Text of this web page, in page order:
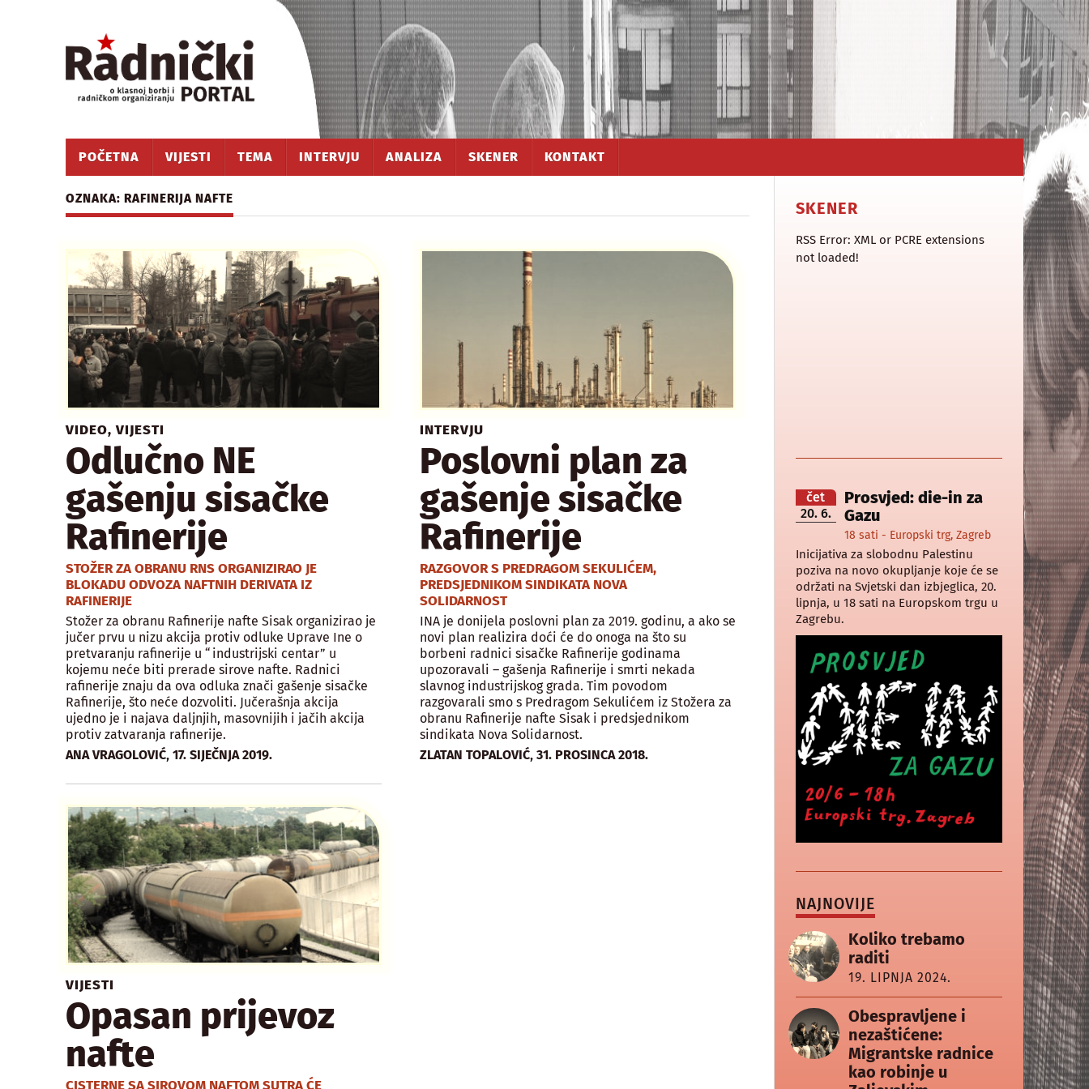
POČETNA VIJESTI TEMA INTERVJU ANALIZA SKENER KONTAKT
OZNAKA: RAFINERIJA NAFTE
VIDEO,VIJESTI
Odlučno NE
gašenju sisačke
Rafinerije
STOŽER ZA OBRANU RNS ORGANIZIRAO JE
BLOKADU ODVOZA NAFTNIH DERIVATA IZ
RAFINERIJE
Stožer za obranu Rafinerije nafte Sisak organizirao je
jučer prvu u nizu akcija protiv odluke Uprave Ine o
pretvaranju rafinerije u “industrijski centar” u
kojemu neće biti prerade sirove nafte. Radnici
rafinerije znaju da ova odluka znači gašenje sisačke
Rafinerije, što neće dozvoliti. Jučerašnja akcija
ujedno je i najava daljnjih, masovnijih i jačih akcija
protiv zatvaranja rafinerije.
ANA VRAGOLOVIĆ, 17. SIJEČNJA 2019.
INTERVJU
Poslovni plan za
gašenje sisačke
Rafinerije
RAZGOVOR S PREDRAGOM SEKULIĆEM,
PREDSJEDNIKOM SINDIKATA NOVA
SOLIDARNOST
INA je donijela poslovni plan za 2019. godinu, a ako se
novi plan realizira doći će do onoga na što su
borbeni radnici sisačke Rafinerije godinama
upozoravali – gašenja Rafinerije i smrti nekada
slavnog industrijskog grada. Tim povodom
razgovarali smo s Predragom Sekulićem iz Stožera za
obranu Rafinerije nafte Sisak i predsjednikom
sindikata Nova Solidarnost.
ZLATAN TOPALOVIĆ,31. PROSINCA 2018.
VIJESTI
Opasan prijevoz
nafte
CISTERNE SA SIROVOM NAFTOM SUTRA ĆE
SKENER
RSS Error: XML or PCRE extensions
not loaded!
čet
20. 6.
Prosvjed: die-in za
Gazu
18 sati - Europski trg, Zagreb
Inicijativa za slobodnu Palestinu
poziva na novo okupljanje koje će se
održati na Svjetski dan izbjeglica, 20.
lipnja, u 18 sati na Europskom trgu u
Zagrebu.
NAJNOVIJE
Koliko trebamo
raditi
19. LIPNJA 2024.
Obespravljene i
nezaštićene:
Migrantske radnice
kao robinje u